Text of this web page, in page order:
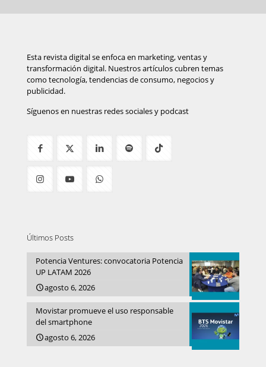
Esta revista digital se enfoca en marketing, ventas y
transformación digital. Nuestros artículos cubren temas
como tecnología, tendencias de consumo, negocios y
publicidad.
Síguenos en nuestras redes sociales y podcast
Últimos Posts
Potencia Ventures: convocatoria Potencia
UP LATAM 2026
agosto 6, 2026
Movistar promueve el uso responsable
del smartphone
agosto 6, 2026